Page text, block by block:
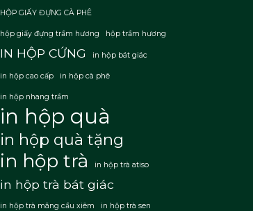
HỘP GIẤY ĐỰNG CÀ PHÊ
hộp giấy đựng trầm hương hộp trầm hương
IN HỘP CỨNG in hộp bát giác
in hộp cao cấp in hộp cà phê
in hộp nhang trầm
in hộp quà
in hộp quà tặng
in hộp trà in hộp trà atiso
in hộp trà bát giác
in hộp trà mãng cầu xiêm in hộp trà sen